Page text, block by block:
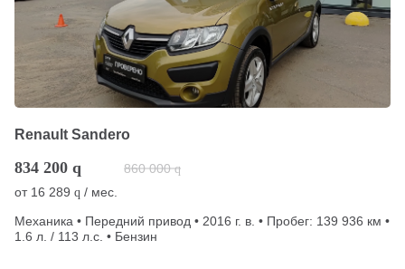
Renault Sandero
834 200 q 860 000 q
от 16 289 q / мес.
Механика • Передний привод • 2016 г. в. • Пробег: 139 936 км •
1.6 л. / 113 л.с. • Бензин